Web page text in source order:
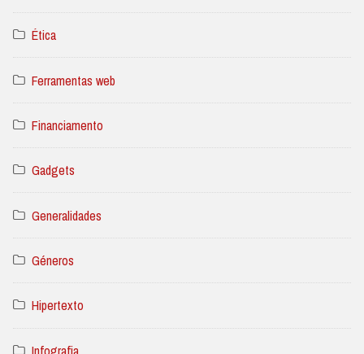
Ética
Ferramentas web
Financiamento
Gadgets
Generalidades
Géneros
Hipertexto